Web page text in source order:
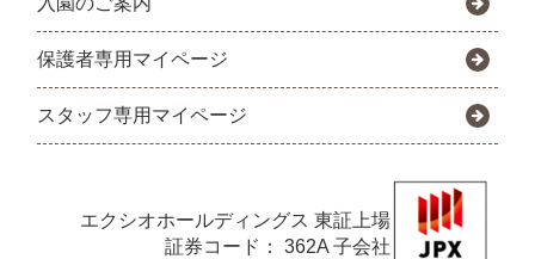
保護者専用マイページ
スタッフ専用マイページ
エクシオホールディングス 東証上場
証券コード： 362A 子会社